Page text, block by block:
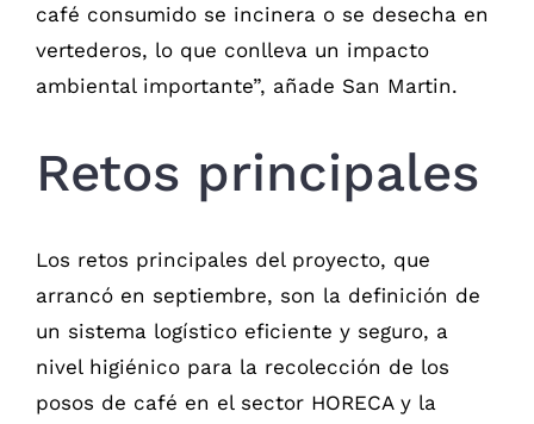
café consumido se incinera o se desecha en
vertederos, lo que conlleva un impacto
ambiental importante”, añade San Martin.
Retos principales
Los retos principales del proyecto, que
arrancó en septiembre, son la definición de
un sistema logístico eficiente y seguro, a
nivel higiénico para la recolección de los
posos de café en el sector HORECA y la